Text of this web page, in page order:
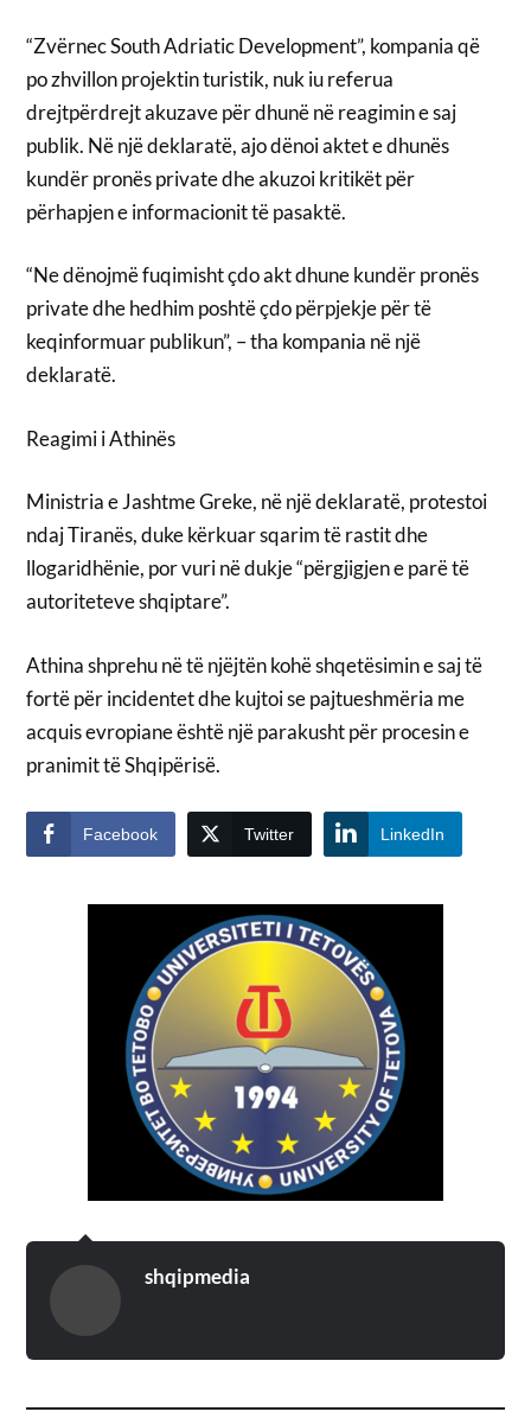
“Zvërnec South Adriatic Development”, kompania që
po zhvillon projektin turistik, nuk iu referua
drejtpërdrejt akuzave për dhunë në reagimin e saj
publik. Në një deklaratë, ajo dënoi aktet e dhunës
kundër pronës private dhe akuzoi kritikët për
përhapjen e informacionit të pasaktë.
“Ne dënojmë fuqimisht çdo akt dhune kundër pronës
private dhe hedhim poshtë çdo përpjekje për të
keqinformuar publikun”, – tha kompania në një
deklaratë.
Reagimi i Athinës
Ministria e Jashtme Greke, në një deklaratë, protestoi
ndaj Tiranës, duke kërkuar sqarim të rastit dhe
llogaridhënie, por vuri në dukje “përgjigjen e parë të
autoriteteve shqiptare”.
Athina shprehu në të njëjtën kohë shqetësimin e saj të
fortë për incidentet dhe kujtoi se pajtueshmëria me
acquis evropiane është një parakusht për procesin e
pranimit të Shqipërisë.
Facebook Twitter LinkedIn
shqipmedia